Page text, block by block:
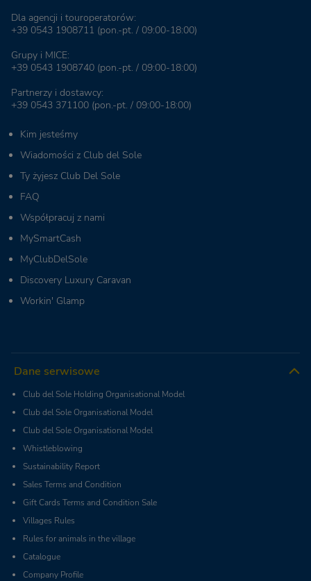
Dla agencji i touroperatorów:
+39 0543 1908711 (pon.-pt. / 09:00-18:00)
Grupy i MICE:
+39 0543 1908740 (pon.-pt. / 09:00-18:00)
Partnerzy i dostawcy:
+39 0543 371100 (pon.-pt. / 09:00-18:00)
Kim jesteśmy
Wiadomości z Club del Sole
Ty żyjesz Club Del Sole
FAQ
Współpracuj z nami
MySmartCash
MyClubDelSole
Discovery Luxury Caravan
Workin' Glamp
Dane serwisowe
Club del Sole Holding Organisational Model
Club del Sole Organisational Model
Club del Sole Organisational Model
Whistleblowing
Sustainability Report
Sales Terms and Condition
Gift Cards Terms and Condition Sale
Villages Rules
Rules for animals in the village
Catalogue
Company Profile